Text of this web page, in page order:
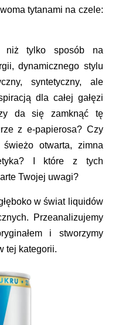
tytanami na czele:
tylko sposób na
dynamicznego stylu
syntetyczny, ale
dla całej gałęzi
da się zamknąć tę
z e-papierosa? Czy
otwarta, zimna
I które z tych
Twojej uwagi?
w świat liquidów
Przeanalizujemy
i stworzymy
tej kategorii.